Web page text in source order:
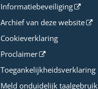
Informatiebeveiliging
Archief van deze website
Cookieverklaring
Proclaimer
Toegankelijkheidsverklaring
Meld onduidelijk taalgebruik